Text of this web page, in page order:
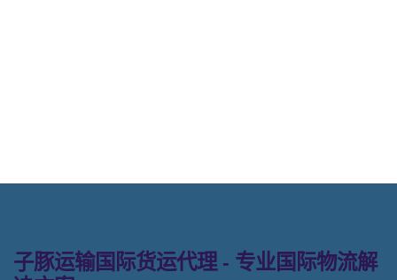
子豚运输国际货运代理 - 专业国际物流解